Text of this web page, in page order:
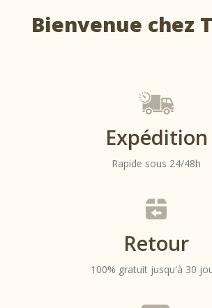
Bienvenue chez
Expédition
Rapide sous 24/48h
Retour
100% gratuit jusqu'à 30